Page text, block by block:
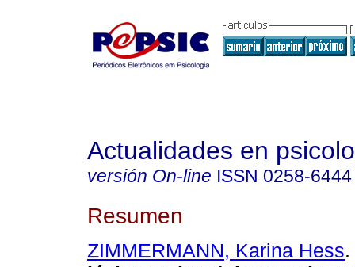
Actualidades en
versión On-line ISSN 0258-6444
Resumen
ZIMMERMANN, Karina Hess.